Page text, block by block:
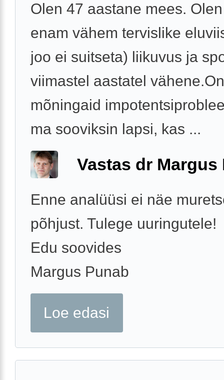
Olen 47 aastane mees.
enam vähem tervislike
joo ei suitseta) liikuvus ja
viimastel aastatel
mõningaid
ma sooviksin lapsi, kas ...
Vastas dr Margus
Enne analüüsi ei näe
põhjust. Tulege uuringutele!
Edu soovides
Margus Punab
Loe edasi